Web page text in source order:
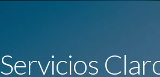
Servicios